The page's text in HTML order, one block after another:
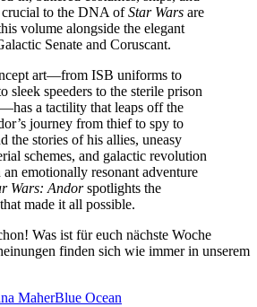
crucial to the DNA ofStar Wars are
volume alongside the elegant
Senate and Coruscant.
art—from ISB uniforms to
sleek speeders to the sterile prison
a tactility that leaps off the
journey from thief to spy to
the stories of his allies, uneasy
schemes, and galactic revolution
emotionally resonant adventure
Wars: Andorspotlights the
made it all possible.
Was ist für euch nächste Woche
finden sich wie immer in unserem
MaherBlue Ocean